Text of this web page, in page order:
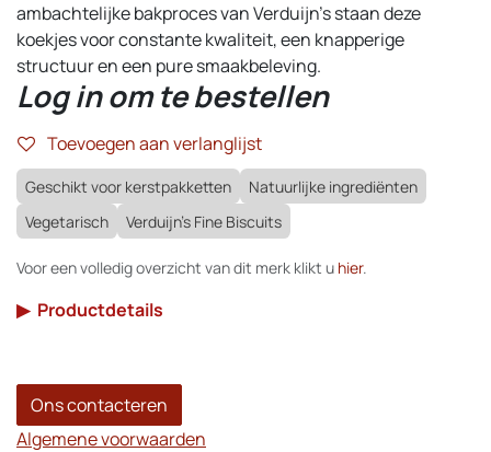
ambachtelijke bakproces van Verduijn’s staan deze
koekjes voor constante kwaliteit, een knapperige
structuur en een pure smaakbeleving.
Log in om te bestellen
Toevoegen aan verlanglijst
Geschikt voor kerstpakketten
Natuurlijke ingrediënten
Vegetarisch
Verduijn's Fine Biscuits
Voor een volledig overzicht van dit merk klikt u hier.
▶ Productdetails
Ons contacteren
Algemene voorwaarden